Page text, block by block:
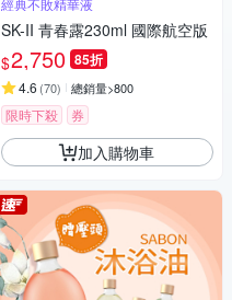
經典不敗精華液
SK-II 青春露230ml 國際航空版
$2,750 85折
4.6 (70) 總銷量>800
限時下殺 券
加入購物車